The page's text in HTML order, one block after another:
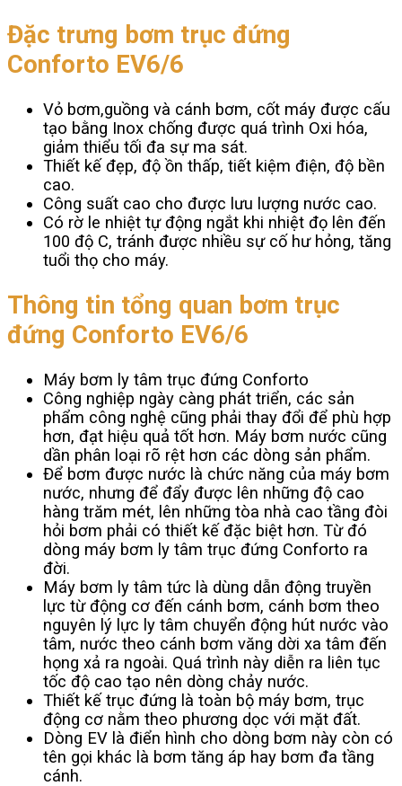
Đặc trưng bơm trục đứng
Conforto EV6/6
Vỏ bơm,guồng và cánh bơm, cốt máy được cấu
tạo bằng Inox chống được quá trình Oxi hóa,
giảm thiểu tối đa sự ma sát.
Thiết kế đẹp, độ ồn thấp, tiết kiệm điện, độ bền
cao.
Công suất cao cho được lưu lượng nước cao.
Có rờ le nhiệt tự động ngắt khi nhiệt đọ lên đến
100 độ C, tránh được nhiều sự cố hư hỏng, tăng
tuổi thọ cho máy.
Thông tin tổng quan bơm trục
đứng Conforto EV6/6
Máy bơm ly tâm trục đứng Conforto
Công nghiệp ngày càng phát triển, các sản
phẩm công nghệ cũng phải thay đổi để phù hợp
hơn, đạt hiệu quả tốt hơn. Máy bơm nước cũng
dần phân loại rõ rệt hơn các dòng sản phẩm.
Để bơm được nước là chức năng của máy bơm
nước, nhưng để đẩy được lên những độ cao
hàng trăm mét, lên những tòa nhà cao tầng đòi
hỏi bơm phải có thiết kế đặc biệt hơn. Từ đó
dòng máy bơm ly tâm trục đứng Conforto ra
đời.
Máy bơm ly tâm tức là dùng dẫn động truyền
lực từ động cơ đến cánh bơm, cánh bơm theo
nguyên lý lực ly tâm chuyển động hút nước vào
tâm, nước theo cánh bơm văng dời xa tâm đến
họng xả ra ngoài. Quá trình này diễn ra liên tục
tốc độ cao tạo nên dòng chảy nước.
Thiết kế trục đứng là toàn bộ máy bơm, trục
động cơ nằm theo phương dọc với mặt đất.
Dòng EV là điển hình cho dòng bơm này còn có
tên gọi khác là bơm tăng áp hay bơm đa tầng
cánh.